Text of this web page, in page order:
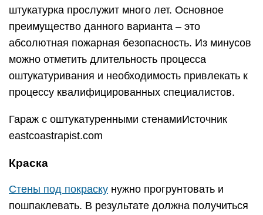
штукатурка прослужит много лет. Основное
преимущество данного варианта – это
абсолютная пожарная безопасность. Из минусов
можно отметить длительность процесса
оштукатуривания и необходимость привлекать к
процессу квалифицированных специалистов.
Гараж с оштукатуренными стенамиИсточник
eastcoastrapist.com
Краска
Стены под покраску нужно прогрунтовать и
пошпаклевать. В результате должна получиться